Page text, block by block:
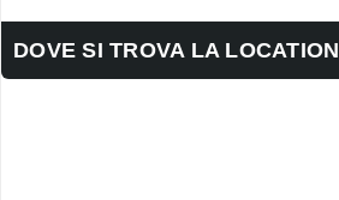
DOVE SI TROVA LA LOCATION